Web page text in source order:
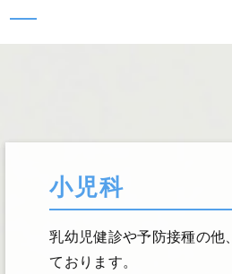
小児科
乳幼児健診や予防接種の他
ております。